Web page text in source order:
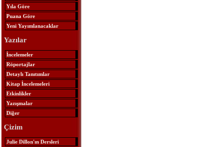
Yıla Göre
Puana Göre
Yeni Yayımlanacaklar
Yazılar
İncelemeler
Röportajlar
Detaylı Tanıtımlar
Kitap İncelemeleri
Etkinlikler
Yazışmalar
Diğer
Çizim
Julie Dillon'ın Dersleri